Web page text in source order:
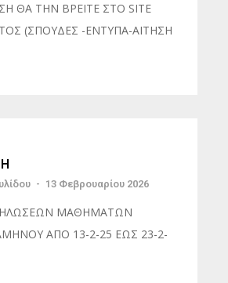
ΘΑ ΤΗΝ ΒΡΕΙΤΕ ΣΤΟ SITE
(ΣΠΟΥΔΕΣ -ΕΝΤΥΠΑ-ΑΙΤΗΣΗ
- 13 Φεβρουαρίου 2026
ΜΑΘΗΜΑΤΩΝ
ΑΠΟ 13-2-25 ΕΩΣ 23-2-